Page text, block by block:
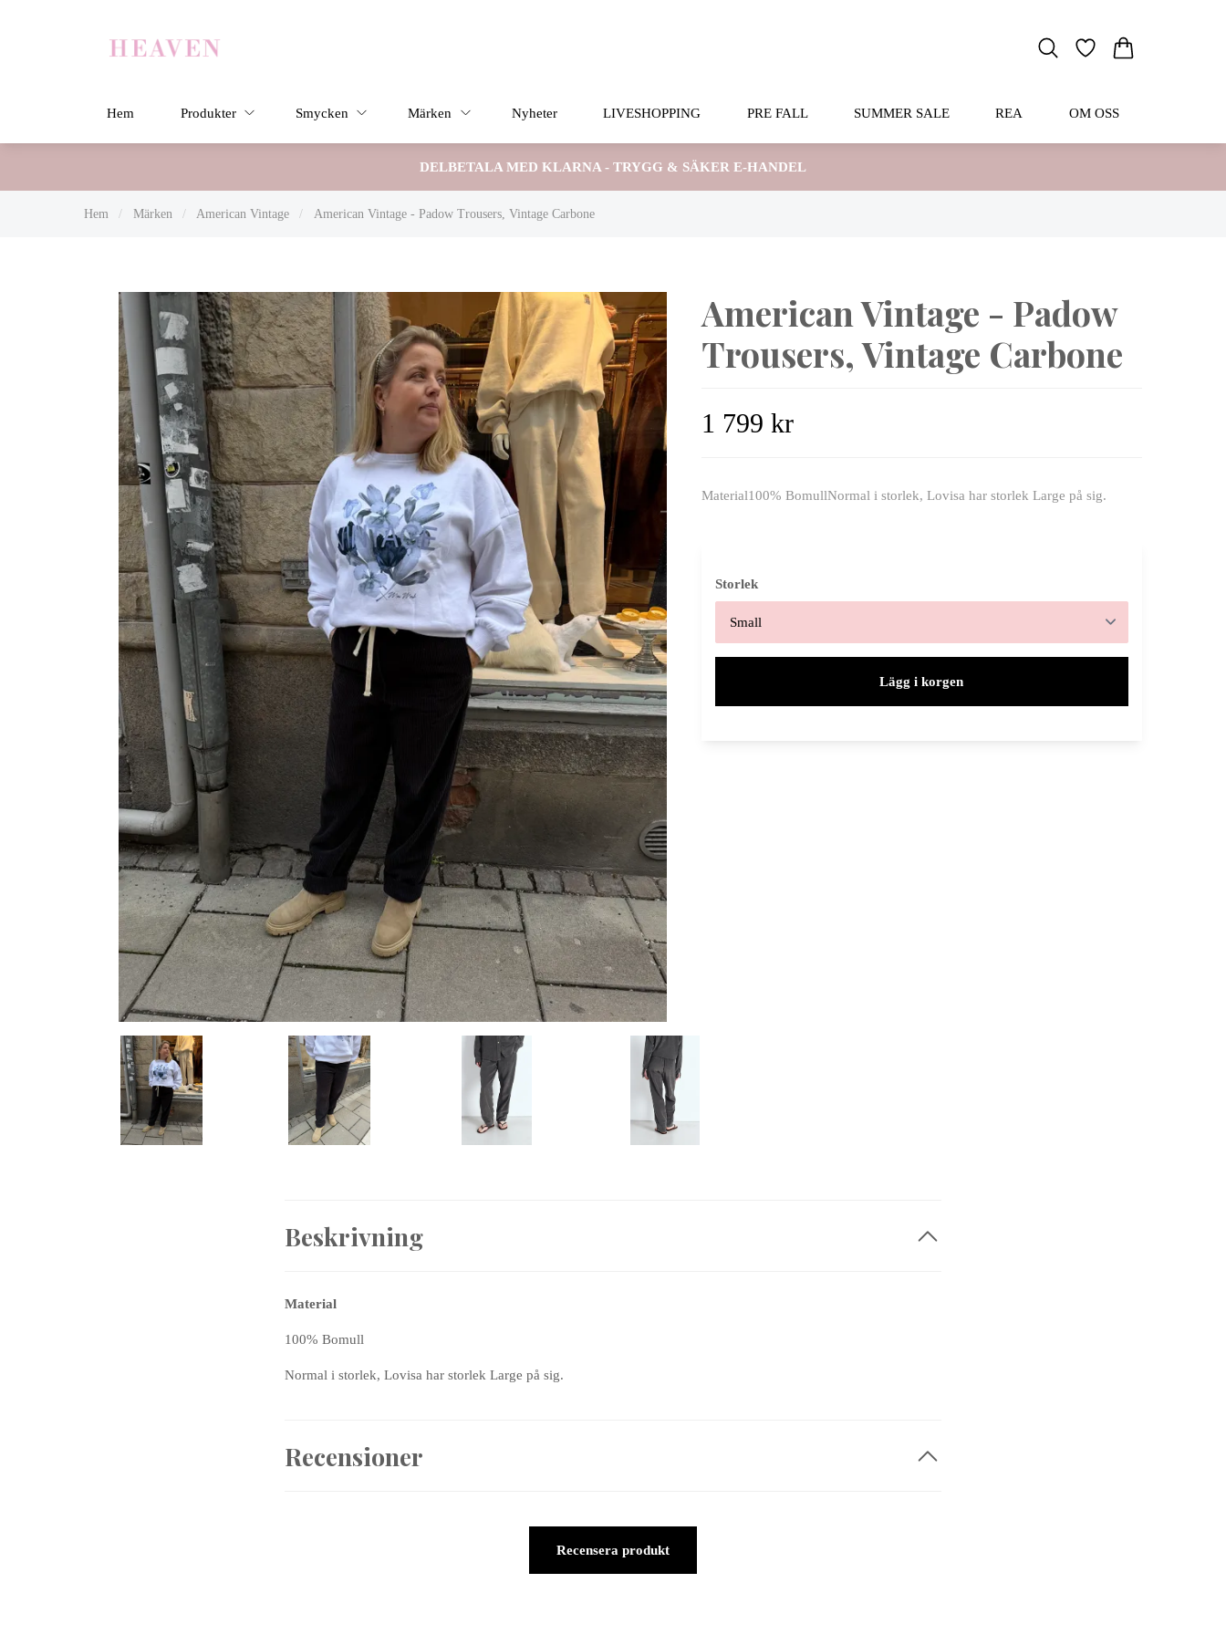
Hem Produkter Smycken Märken Nyheter LIVESHOPPING PRE FALL SUMMER SALE REA OM OSS
DELBETALA MED KLARNA - TRYGG & SÄKER E-HANDEL
Hem / Märken / American Vintage / American Vintage - Padow Trousers, Vintage Carbone
American Vintage - Padow
Trousers, Vintage Carbone
1 799 kr
Material100% BomullNormal i storlek, Lovisa har storlek Large på sig.
Storlek
Lägg i korgen
Beskrivning
Material
100% Bomull
Normal i storlek, Lovisa har storlek Large på sig.
Recensioner
Recensera produkt